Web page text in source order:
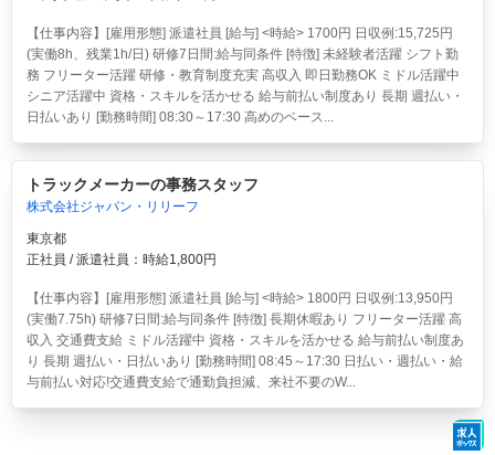
【仕事内容】[雇用形態] 派遣社員 [給与] <時給> 1700円 日収例:15,725円
(実働8h、残業1h/日) 研修7日間:給与同条件 [特徴] 未経験者活躍 シフト勤
務 フリーター活躍 研修・教育制度充実 高収入 即日勤務OK ミドル活躍中
シニア活躍中 資格・スキルを活かせる 給与前払い制度あり 長期 週払い・
日払いあり [勤務時間] 08:30～17:30 高めのベース...
トラックメーカーの事務スタッフ
株式会社ジャパン・リリーフ
東京都
正社員 / 派遣社員：時給1,800円
【仕事内容】[雇用形態] 派遣社員 [給与] <時給> 1800円 日収例:13,950円
(実働7.75h) 研修7日間:給与同条件 [特徴] 長期休暇あり フリーター活躍 高
収入 交通費支給 ミドル活躍中 資格・スキルを活かせる 給与前払い制度あ
り 長期 週払い・日払いあり [勤務時間] 08:45～17:30 日払い・週払い・給
与前払い対応!交通費支給で通勤負担減、来社不要のW...